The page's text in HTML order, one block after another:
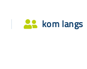
 kom langs